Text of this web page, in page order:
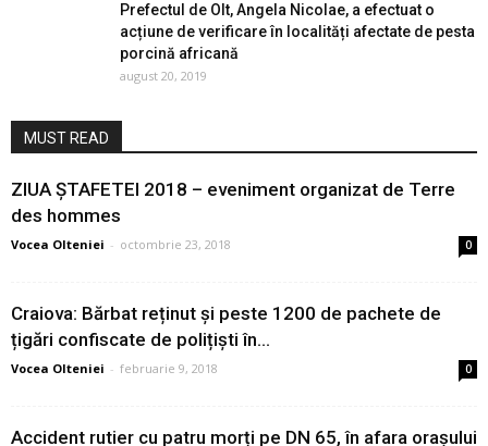
Prefectul de Olt, Angela Nicolae, a efectuat o
acțiune de verificare în localități afectate de pesta
porcină africană
august 20, 2019
MUST READ
ZIUA ȘTAFETEI 2018 – eveniment organizat de Terre
des hommes
Vocea Olteniei - octombrie 23, 2018 0
Craiova: Bărbat reținut și peste 1200 de pachete de
țigări confiscate de polițiști în...
Vocea Olteniei - februarie 9, 2018 0
Accident rutier cu patru morți pe DN 65, în afara orașului